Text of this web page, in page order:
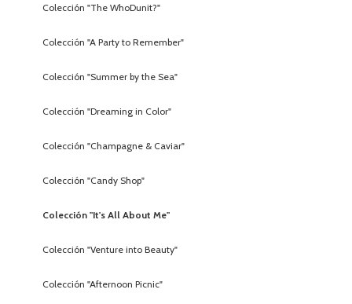
Colección "The WhoDunit?"
Colección "A Party to Remember"
Colección "Summer by the Sea"
Colección "Dreaming in Color"
Colección "Champagne & Caviar"
Colección "Candy Shop"
Colección "It's All About Me"
Colección "Venture into Beauty"
Colección "Afternoon Picnic"